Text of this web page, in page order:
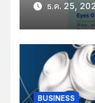
ส่งออกไ
ธ.ค. 25,
BUSINESS